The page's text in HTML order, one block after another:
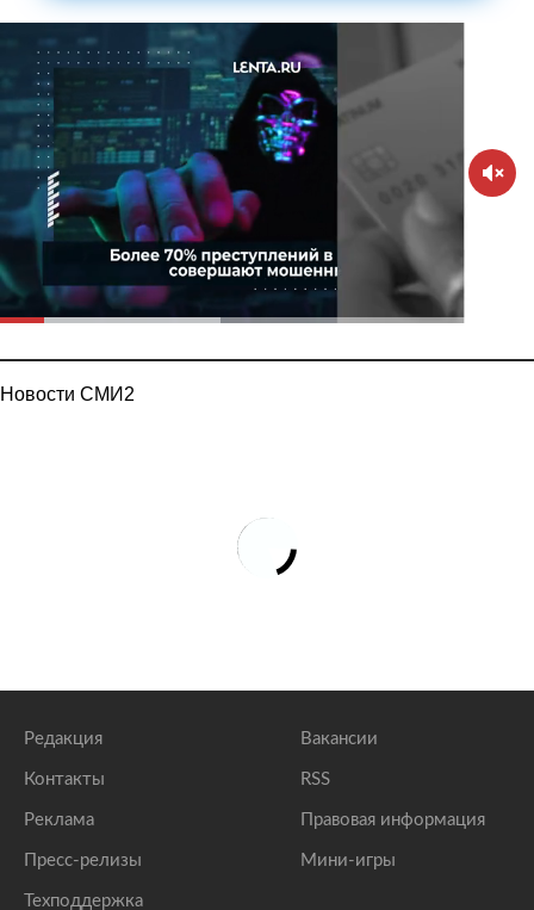
Новости СМИ2
Редакция
Контакты
Реклама
Пресс-релизы
Техподдержка
Вакансии
RSS
Правовая информация
Мини-игры